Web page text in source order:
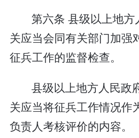
第六条 县级以上地
关应当会同有关部门加强
征兵工作的监督检查。
县级以上地方人民政
关应当将征兵工作情况作
负责人考核评价的内容。